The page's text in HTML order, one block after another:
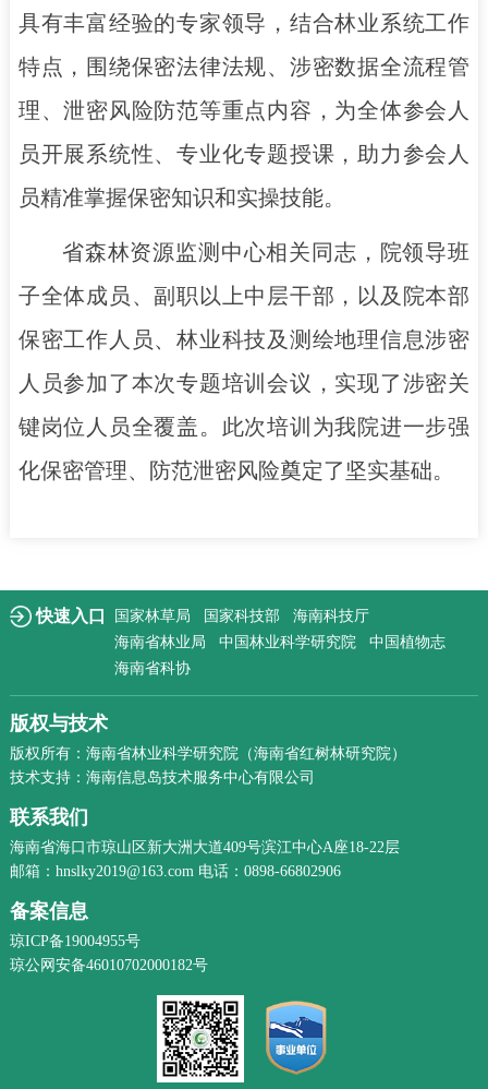
具有丰富经验的专家领导，结合林业系统工作
特点，围绕保密法律法规、涉密数据全流程管
理、泄密风险防范等重点内容，为全体参会人
员开展系统性、专业化专题授课，助力参会人
员精准掌握保密知识和实操技能。
省森林资源监测中心相关同志，院领导班
子全体成员、副职以上中层干部，以及院本部
保密工作人员、林业科技及测绘地理信息涉密
人员参加了本次专题培训会议，实现了涉密关
键岗位人员全覆盖。此次培训为我院进一步强
化保密管理、防范泄密风险奠定了坚实基础。
快速入口 国家林草局 国家科技部
海南科技厅
海南省林业局
中国林业科学研究院
中国植物志
海南省科协
版权与技术
版权所有：海南省林业科学研究院（海南省红树林研究院）
技术支持：海南信息岛技术服务中心有限公司
联系我们
海南省海口市琼山区新大洲大道409号滨江中心A座18-22层
邮箱：hnslky2019@163.com 电话：0898-66802906
备案信息
琼ICP备19004955号
琼公网安备46010702000182号